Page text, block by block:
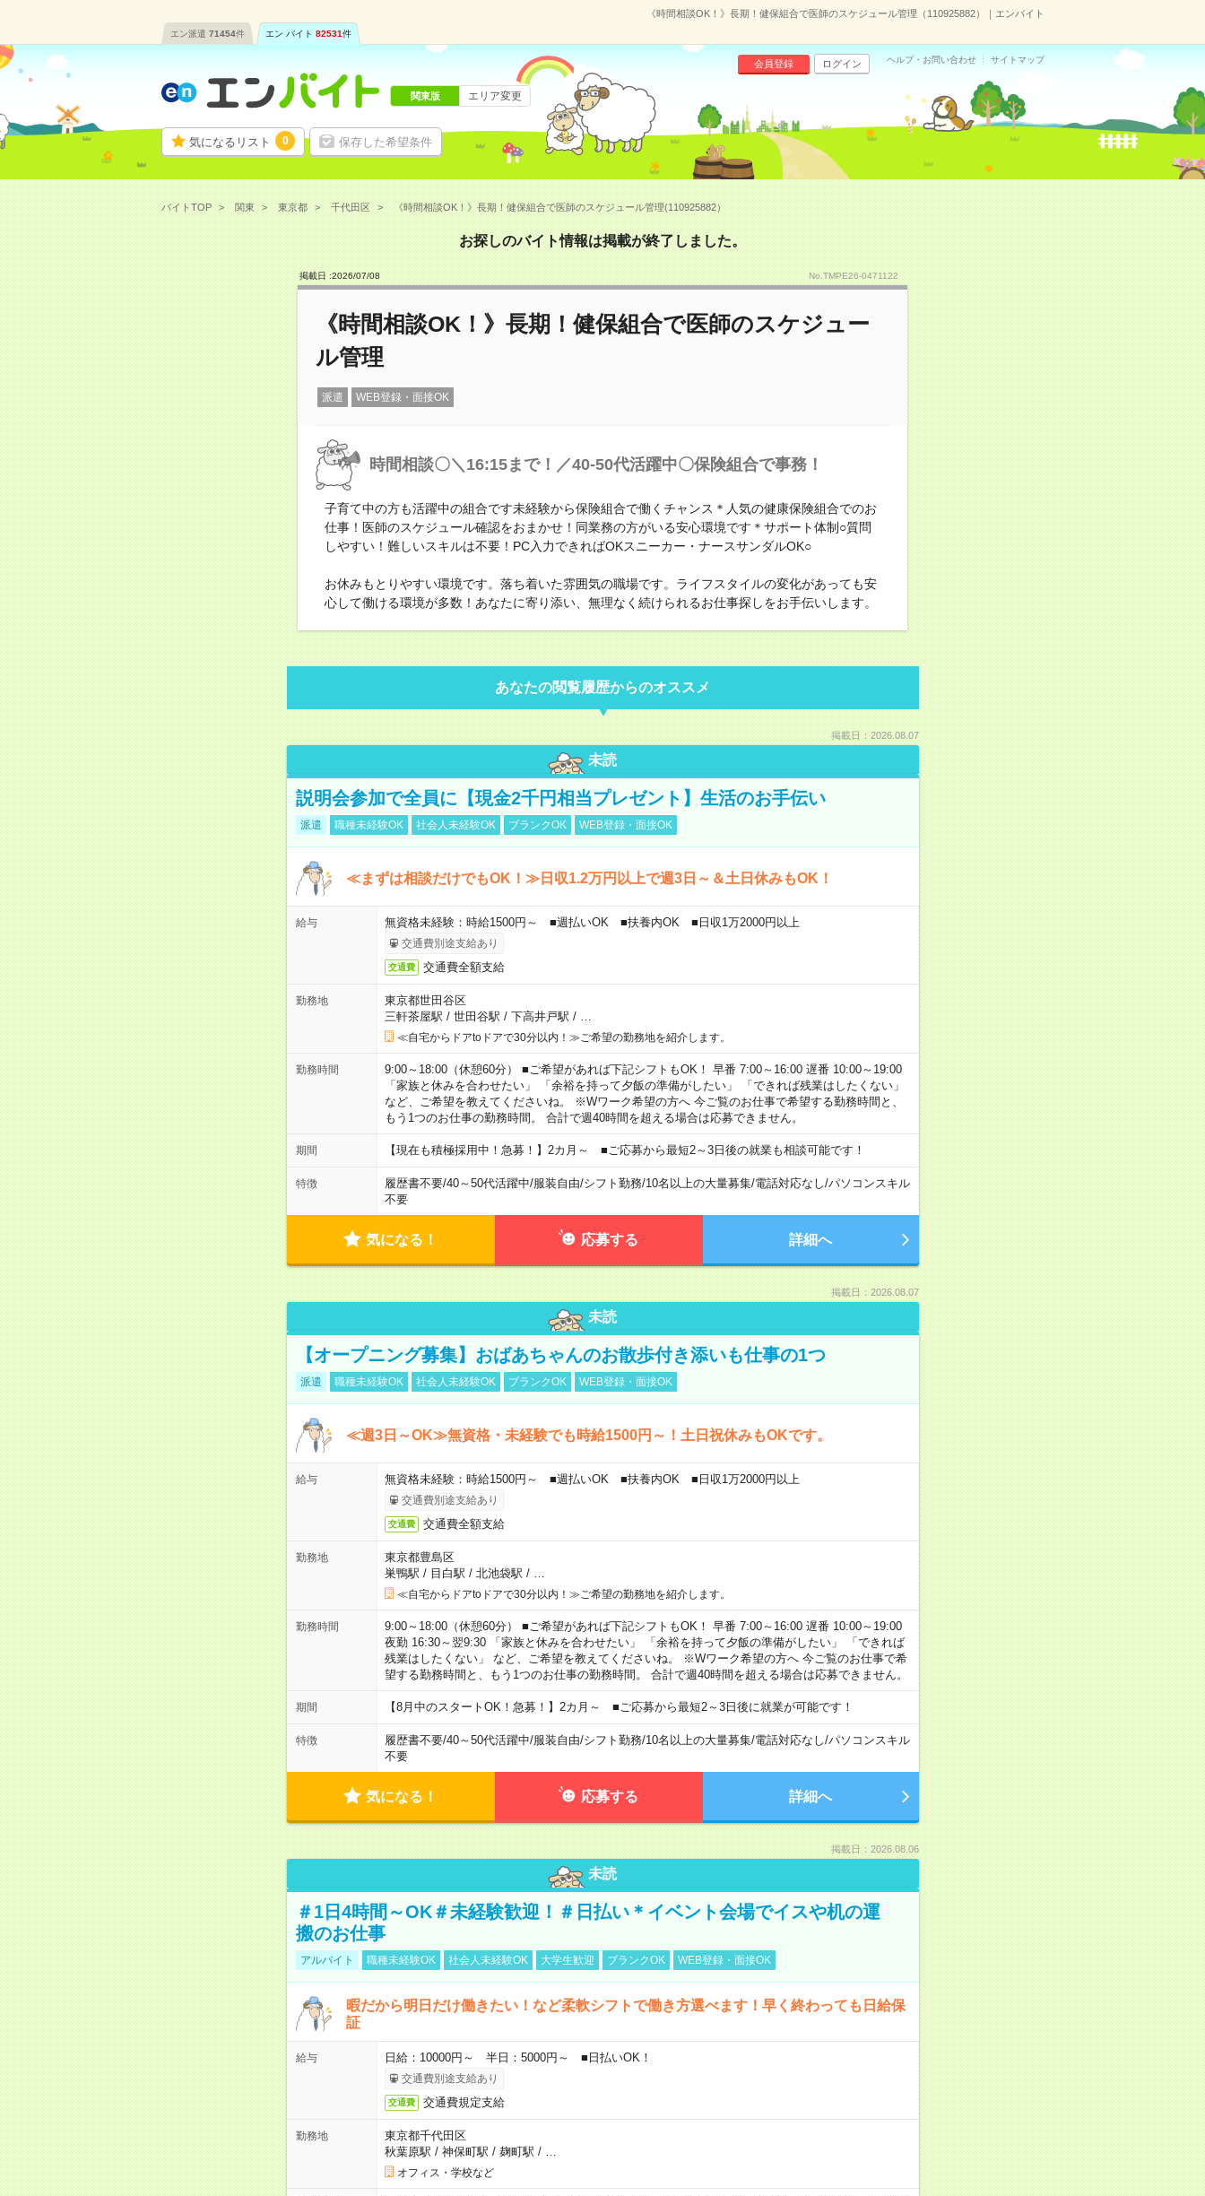
《時間相談OK！》長期！健保組合で医師のスケジュール管理（110925882）｜エンバイト
エン派遣 71454件 エン バイト 82531件
気になるリスト 0 保存した希望条件
会員登録 ログイン ヘルプ・お問い合わせ サイトマップ
関東版 エリア変更
バイトTOP 関東 東京都 千代田区 《時間相談OK！》長期！健保組合で医師のスケジュール管理(110925882）
お探しのバイト情報は掲載が終了しました。
掲載日 :2026/07/08 No.TMPE26-0471122
《時間相談OK！》長期！健保組合で医師のスケジュー
ル管理
派遣 WEB登録・面接OK
時間相談〇＼16:15まで！／40-50代活躍中〇保険組合で事務！
子育て中の方も活躍中の組合です未経験から保険組合で働くチャンス＊人気の健康保険組合でのお
仕事！医師のスケジュール確認をおまかせ！同業務の方がいる安心環境です＊サポート体制○質問
しやすい！難しいスキルは不要！PC入力できればOKスニーカー・ナースサンダルOK○
お休みもとりやすい環境です。落ち着いた雰囲気の職場です。ライフスタイルの変化があっても安
心して働ける環境が多数！あなたに寄り添い、無理なく続けられるお仕事探しをお手伝いします。
あなたの閲覧履歴からのオススメ
掲載日：2026.08.07
未読
説明会参加で全員に【現金2千円相当プレゼント】生活のお手伝い
派遣 職種未経験OK 社会人未経験OK ブランクOK WEB登録・面接OK
≪まずは相談だけでもOK！≫日収1.2万円以上で週3日～＆土日休みもOK！
給与 無資格未経験：時給1500円～ ■週払いOK ■扶養内OK ■日収1万2000円以上
交通費別途支給あり
交通費 交通費全額支給
勤務地
東京都世田谷区
三軒茶屋駅 / 世田谷駅 / 下高井戸駅 /
≪自宅からドアtoドアで30分以内！≫ご希望の勤務地を紹介します。
勤務時間
9:00～18:00（休憩60分） ■ご希望があれば下記シフトもOK！ 早番 7:00～16:00 遅番 10:00～19:00
「家族と休みを合わせたい」 「余裕を持って夕飯の準備がしたい」 「できれば残業はしたくない」
など、ご希望を教えてくださいね。 ※Wワーク希望の方へ 今ご覧のお仕事で希望する勤務時間と、
もう1つのお仕事の勤務時間。 合計で週40時間を超える場合は応募できません。
期間 【現在も積極採用中！急募！】2カ月～ ■ご応募から最短2～3日後の就業も相談可能です！
特徴 履歴書不要/40～50代活躍中/服装自由/シフト勤務/10名以上の大量募集/電話対応なし/パソコンスキル
不要
気になる！ 応募する 詳細へ
掲載日：2026.08.07
未読
【オープニング募集】おばあちゃんのお散歩付き添いも仕事の1つ
派遣 職種未経験OK 社会人未経験OK ブランクOK WEB登録・面接OK
≪週3日～OK≫無資格・未経験でも時給1500円～！土日祝休みもOKです。
給与 無資格未経験：時給1500円～ ■週払いOK ■扶養内OK ■日収1万2000円以上
交通費別途支給あり
交通費 交通費全額支給
勤務地
東京都豊島区
巣鴨駅 / 目白駅 / 北池袋駅 /
≪自宅からドアtoドアで30分以内！≫ご希望の勤務地を紹介します。
勤務時間
9:00～18:00（休憩60分） ■ご希望があれば下記シフトもOK！ 早番 7:00～16:00 遅番 10:00～19:00
夜勤 16:30～翌9:30 「家族と休みを合わせたい」 「余裕を持って夕飯の準備がしたい」 「できれば
残業はしたくない」 など、ご希望を教えてくださいね。 ※Wワーク希望の方へ 今ご覧のお仕事で希
望する勤務時間と、もう1つのお仕事の勤務時間。 合計で週40時間を超える場合は応募できません。
期間 【8月中のスタートOK！急募！】2カ月～ ■ご応募から最短2～3日後に就業が可能です！
特徴 履歴書不要/40～50代活躍中/服装自由/シフト勤務/10名以上の大量募集/電話対応なし/パソコンスキル
不要
気になる！ 応募する 詳細へ
掲載日：2026.08.06
未読
＃1日4時間～OK＃未経験歓迎！＃日払い＊イベント会場でイスや机の運
搬のお仕事
アルバイト 職種未経験OK 社会人未経験OK 大学生歓迎 ブランクOK WEB登録・面接OK
暇だから明日だけ働きたい！など柔軟シフトで働き方選べます！早く終わっても日給保
証
給与 日給：10000円～ 半日：5000円～ ■日払いOK！
交通費別途支給あり
交通費 交通費規定支給
勤務地
東京都千代田区
秋葉原駅 / 神保町駅 / 麹町駅 /
オフィス・学校など